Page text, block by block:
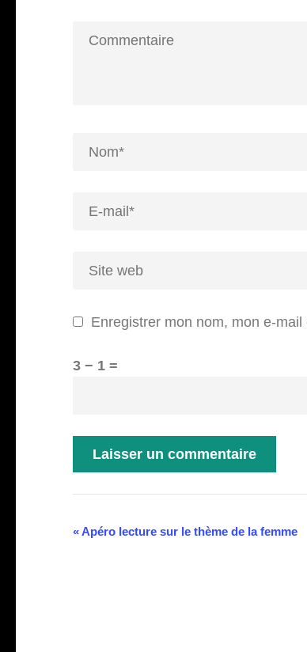
Enregistrer mon nom, mon e-
3 − 1 =
Navigation
«Apéro lecture sur le thème de la femme